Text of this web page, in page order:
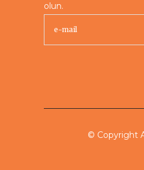
olun.
© Copyright